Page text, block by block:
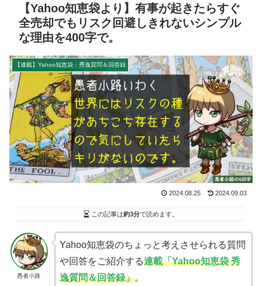
【Yahoo知恵袋より】有事が起きたらすぐ
全売却でもリスク回避しきれないシンプル
な理由を400字で。
【連載】Yahoo知恵袋：秀逸質問＆回答録
2024.08.25 2024.09.03
この記事は約3分で読めます。
愚者小路
Yahoo知恵袋のちょっと考えさせられる質問
や回答をご紹介する連載「Yahoo知恵袋 秀
逸質問＆回答録」。